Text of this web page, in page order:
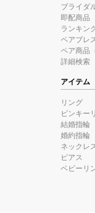
ブライダ
即配商品
ランキン
ペアブレ
ペア商品
詳細検索
アイテム
リング
ピンキー
結婚指輪
婚約指輪
ネックレ
ピアス
ベビーリ